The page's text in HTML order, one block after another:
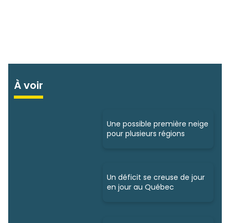
À voir
Une possible première neige
pour plusieurs régions
Un déficit se creuse de jour
en jour au Québec